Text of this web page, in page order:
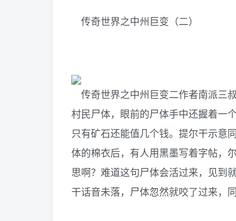
传奇世界之中州巨变（二）
传奇世界之中州巨变二作者南派三
村民尸体，眼前的尸体手中还握着一
只有矿石还能值几个钱。提尔干示意
体的棉衣后，有人用黑墨写着字帖，
思啊？难道这句尸体会活过来，见到
干话音未落，尸体忽然就咬了过来，